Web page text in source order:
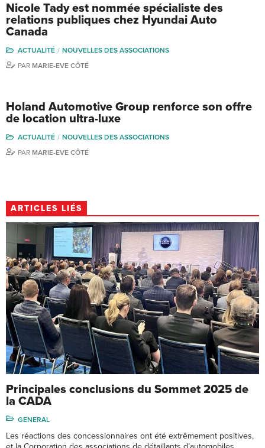
Nicole Tady est nommée spécialiste des
relations publiques chez Hyundai Auto
Canada
ACTUALITÉ
NOUVELLES DES ASSOCIATIONS
PAR MARIE-EVE CÔTÉ
Holand Automotive Group renforce son offre
de location ultra-luxe
ACTUALITÉ
NOUVELLES DES ASSOCIATIONS
PAR MARIE-EVE CÔTÉ
ARTICLES LIÉS
Principales conclusions du Sommet 2025 de
la CADA
GENERAL
Les réactions des concessionnaires ont été extrêmement positives,